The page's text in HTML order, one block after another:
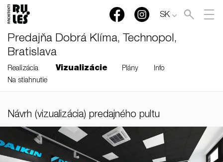
SK
Predajňa Dobrá Klíma, Technopol,
Bratislava
Realizácia Vizualizácie Plány
Info
Na stiahnutie
Návrh (vizualizácia) predajného pultu
RULES, s.r.o., Klincová
Slovensko
© RULES, s.r.o.